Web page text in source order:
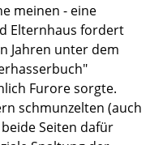
meinen - eine
Elternhaus fordert
Jahren unter dem
Furore sorgte.
schmunzelten (auch
Seiten dafür